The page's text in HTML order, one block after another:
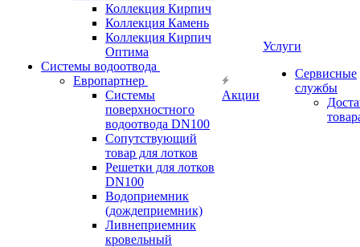
Кол​лекция Кирпич
Кол​лекция Камень
Коллекция Кирпич
Оптима
Системы водоотвода
Европартнер
Системы
поверхностного
водоотвода DN100
Сопутствующий
товар для лотков
Решетки для лотков
DN100
Водоприемник
(дождеприемник)
Ливнеприемник
кровельный
Акции
Услуги
Сервисные
службы